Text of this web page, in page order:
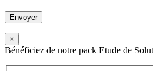
×
Bénéficiez de notre pack Etude de